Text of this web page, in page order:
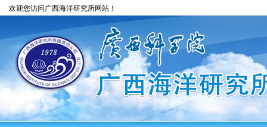
欢迎您访问广西海洋研究所网站！